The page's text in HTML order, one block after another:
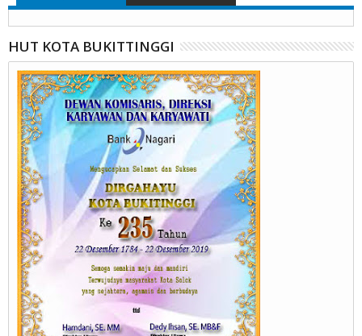
HUT KOTA BUKITTINGGI